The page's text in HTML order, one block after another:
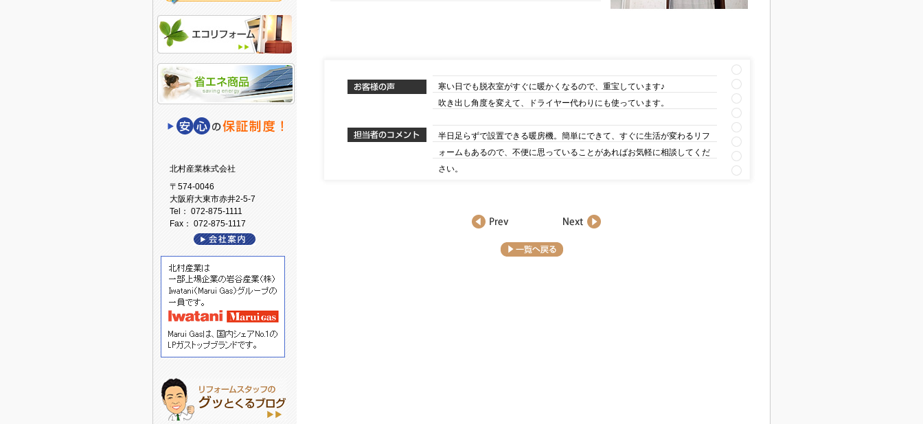
寒い日でも脱衣室がすぐに暖かくなるので、重宝しています♪
吹き出し角度を変えて、ドライヤー代わりにも使っています。
半日足らずで設置できる暖房機。簡単にできて、すぐに生活が変わるリフ
ォームもあるので、不便に思っていることがあればお気軽に相談してくだ
さい。
北村産業株式会社
〒574-0046
大阪府大東市赤井2-5-7
Tel： 072-875-1111
Fax： 072-875-1117